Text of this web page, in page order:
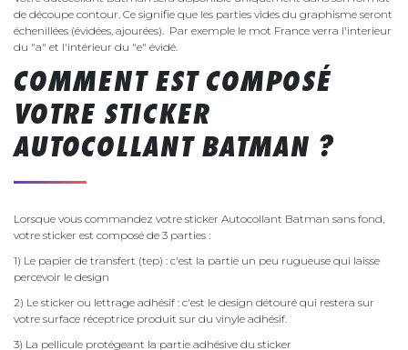
de découpe contour. Ce signifie que les parties vides du graphisme seront
échenillées (évidées, ajourées). Par exemple le mot France verra l'interieur
du "a" et l'intérieur du "e" évidé.
COMMENT EST COMPOSÉ
VOTRE STICKER
AUTOCOLLANT BATMAN ?
Lorsque vous commandez votre sticker Autocollant Batman sans fond,
votre sticker est composé de 3 parties :
1) Le papier de transfert (tep) : c'est la partie un peu rugueuse qui laisse
percevoir le design
2) Le sticker ou lettrage adhésif : c'est le design détouré qui restera sur
votre surface réceptrice produit sur du vinyle adhésif.
3) La pellicule protégeant la partie adhésive du sticker